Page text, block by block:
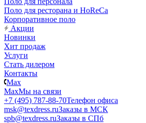
Поло для ресторана и HoReCa
Корпоративное поло
Акции
Новинки
Хит продаж
Услуги
Стать дилером
Контакты
Max
MaxМы на связи
+7 (495) 787-88-70Телефон офиса
msk@texdress.ruЗаказы в МСК
spb@texdress.ruЗаказы в СПб